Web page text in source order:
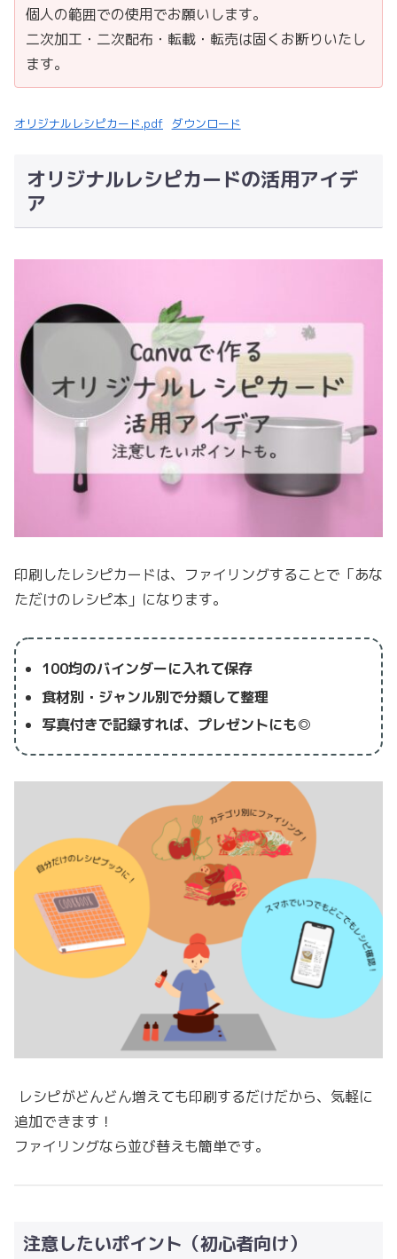
個人の範囲での使用でお願いします。
二次加工・二次配布・転載・転売は固くお断りいたし
ます。
オリジナルレシピカード.pdf ダウンロード
オリジナルレシピカードの活用アイデ
ア
印刷したレシピカードは、ファイリングすることで「あな
ただけのレシピ本」になります。
100均のバインダーに入れて保存
食材別・ジャンル別で分類して整理
写真付きで記録すれば、プレゼントにも◎
レシピがどんどん増えても印刷するだけだから、気軽に
追加できます！
ファイリングなら並び替えも簡単です。
注意したいポイント（初心者向け）